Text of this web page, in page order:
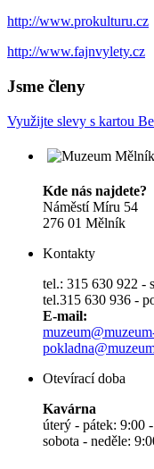
http://www.prokulturu.cz
http://www.fajnvylety.cz
Jsme členy
Využijte slevy s kartou
Kde nás najdete?
Náměstí Míru 54
276 01 Mělník
Kontakty
tel.: 315 630 922 -
tel.315 630 936 -
E-mail:
Otevírací doba
Kavárna
úterý - pátek: 9:00
sobota - neděle: